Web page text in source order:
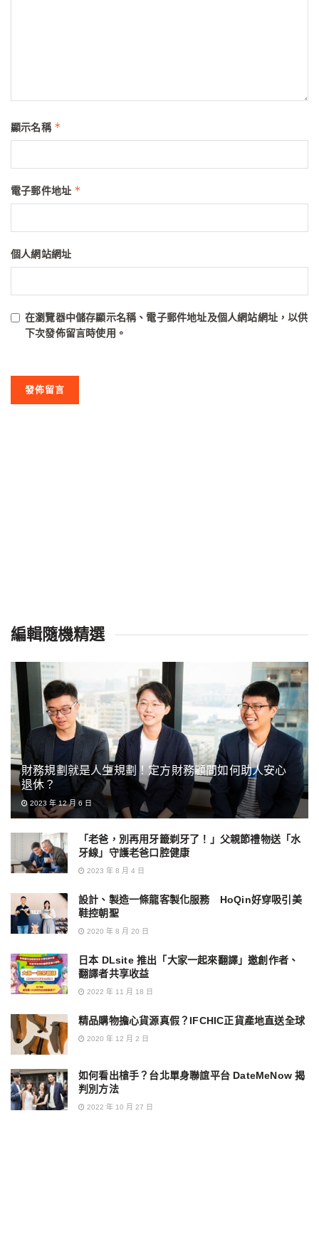
顯示名稱 *
電子郵件地址 *
個人網站網址
在瀏覽器中儲存顯示名稱、電子郵件地址及個人網站網址，以供
下次發佈留言時使用。
編輯隨機精選
財務規劃就是人生規劃！定方財務顧問如何助人安心
退休？
2023 年 12 月 6 日
「老爸，別再用牙籤剃牙了！」父親節禮物送「水
牙線」守護老爸口腔健康
2023 年 8 月 4 日
設計、製造一條龍客製化服務 HoQin好穿吸引美
鞋控朝聖
2020 年 8 月 20 日
日本 DLsite 推出「大家一起來翻譯」邀創作者、
翻譯者共享收益
2022 年 11 月 18 日
精品購物擔心貨源真假？IFCHIC正貨產地直送全球
2020 年 12 月 2 日
如何看出槍手？台北單身聯誼平台 DateMeNow 揭
判別方法
2022 年 10 月 27 日